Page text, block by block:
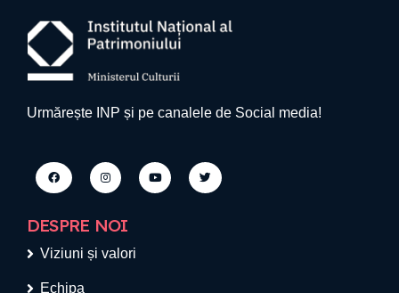
Urmărește INP și pe canalele de Social media!
DESPRE NOI
Viziuni și valori
Echipa